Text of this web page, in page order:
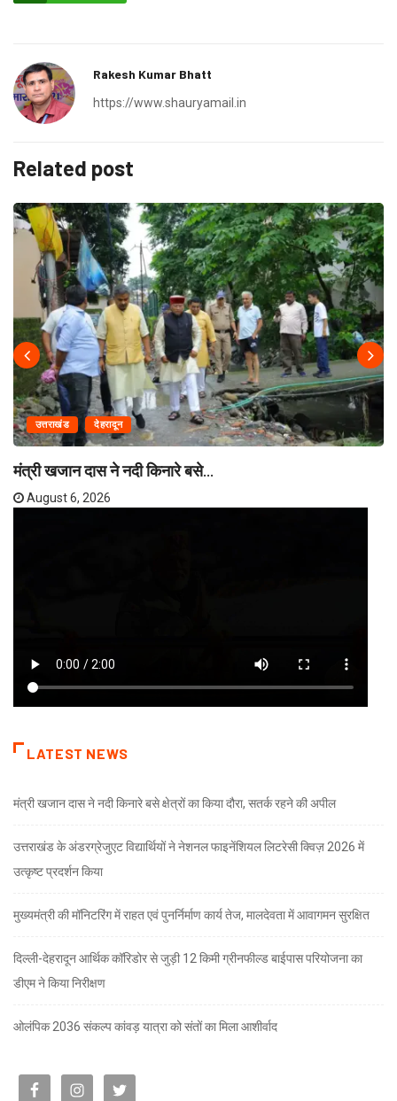
Rakesh Kumar Bhatt
https://www.shauryamail.in
Related post
उत्तराखंड देहरादून
मंत्री खजान दास ने नदी किनारे बसे...
August 6, 2026
LATEST NEWS
मंत्री खजान दास ने नदी किनारे बसे क्षेत्रों का किया दौरा, सतर्क रहने की अपील
उत्तराखंड के अंडरग्रेजुएट विद्यार्थियों ने नेशनल फाइनेंशियल लिटरेसी क्विज़ 2026 में
उत्कृष्ट प्रदर्शन किया
मुख्यमंत्री की मॉनिटरिंग में राहत एवं पुनर्निर्माण कार्य तेज, मालदेवता में आवागमन सुरक्षित
दिल्ली-देहरादून आर्थिक कॉरिडोर से जुड़ी 12 किमी ग्रीनफील्ड बाईपास परियोजना का
डीएम ने किया निरीक्षण
ओलंपिक 2036 संकल्प कांवड़ यात्रा को संतों का मिला आशीर्वाद